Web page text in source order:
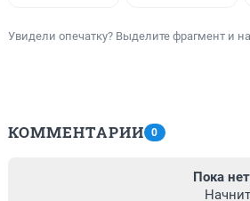
Увидели опечатку? Выделите фрагмент и
КОММЕНТАРИИ 0
Пока